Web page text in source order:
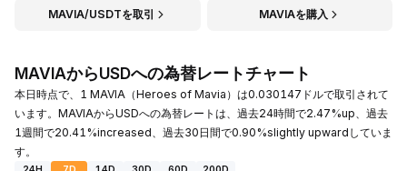
MAVIA/USDTを取引 MAVIAを購入
MAVIAからUSDへの為替レートチャート
本日時点で、1 MAVIA（Heroes of Mavia）は0.030147ドルで取引されて
います。MAVIAからUSDへの為替レートは、過去24時間で2.47%up、過去
1週間で20.41%increased、過去30日間で0.90%slightly upwardしていま
す。